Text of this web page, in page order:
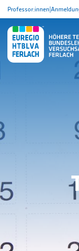
Professor:innen|